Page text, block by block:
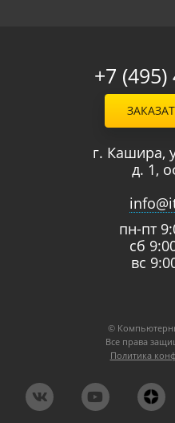
+7 (495)
г. Кашира,
д. 1,
пн-пт
сб
вс
©
Все права
Политика